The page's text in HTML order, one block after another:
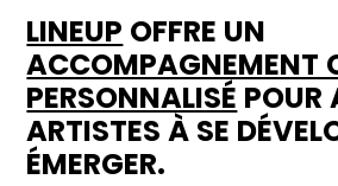
LINEUP OFFRE UN
ACCOMPAGNEMENT
PERSONNALISÉ POUR
ARTISTES À SE
ÉMERGER.